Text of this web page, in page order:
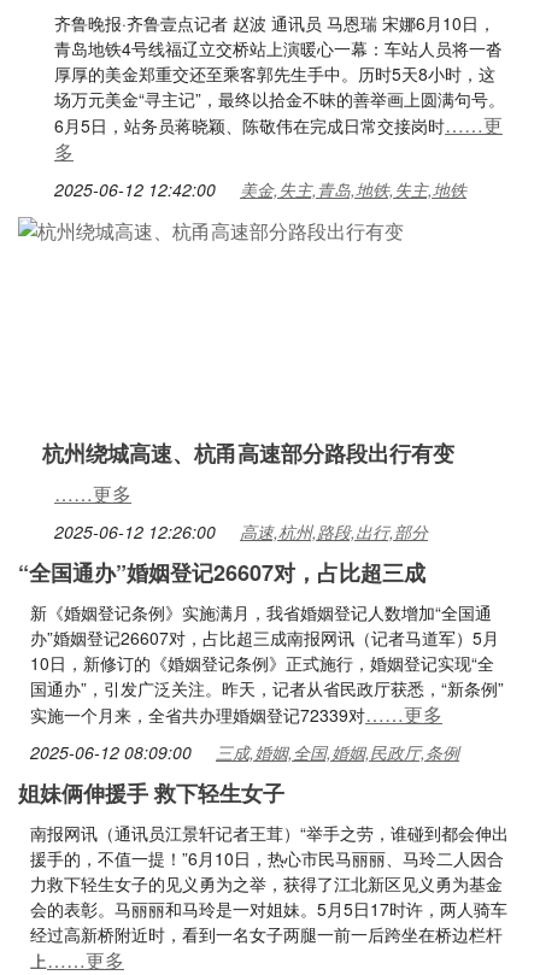
齐鲁晚报·齐鲁壹点记者 赵波 通讯员 马恩瑞 宋娜6月10日，
青岛地铁4号线福辽立交桥站上演暖心一幕：车站人员将一沓
厚厚的美金郑重交还至乘客郭先生手中。历时5天8小时，这
场万元美金“寻主记”，最终以拾金不昧的善举画上圆满句号。
6月5日，站务员蒋晓颖、陈敬伟在完成日常交接岗时……更
多
2025-06-12 12:42:00 美金,失主,青岛,地铁,失主,地铁
杭州绕城高速、杭甬高速部分路段出行有变
……更多
2025-06-12 12:26:00 高速,杭州,路段,出行,部分
“全国通办”婚姻登记26607对，占比超三成
新《婚姻登记条例》实施满月，我省婚姻登记人数增加“全国通
办”婚姻登记26607对，占比超三成南报网讯（记者马道军）5月
10日，新修订的《婚姻登记条例》正式施行，婚姻登记实现“全
国通办”，引发广泛关注。昨天，记者从省民政厅获悉，“新条例”
实施一个月来，全省共办理婚姻登记72339对……更多
2025-06-12 08:09:00 三成,婚姻,全国,婚姻,民政厅,条例
姐妹俩伸援手 救下轻生女子
南报网讯（通讯员江景轩记者王茸）“举手之劳，谁碰到都会伸出
援手的，不值一提！”6月10日，热心市民马丽丽、马玲二人因合
力救下轻生女子的见义勇为之举，获得了江北新区见义勇为基金
会的表彰。马丽丽和马玲是一对姐妹。5月5日17时许，两人骑车
经过高新桥附近时，看到一名女子两腿一前一后跨坐在桥边栏杆
上……更多